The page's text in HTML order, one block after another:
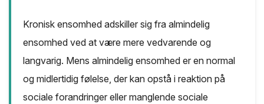
Kronisk ensomhed adskiller sig fra almindelig
ensomhed ved at være mere vedvarende og
langvarig. Mens almindelig ensomhed er en normal
og midlertidig følelse, der kan opstå i reaktion på
sociale forandringer eller manglende sociale